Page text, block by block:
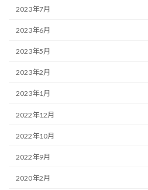
2023年7月
2023年6月
2023年5月
2023年2月
2023年1月
2022年12月
2022年10月
2022年9月
2020年2月